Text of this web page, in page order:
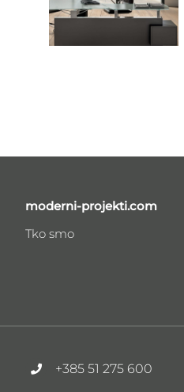
moderni-projekti.com
Tko smo
+385 51 275 600